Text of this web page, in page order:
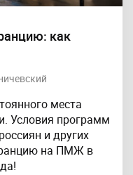
как
места
Условия программ
и других
на ПМЖ в